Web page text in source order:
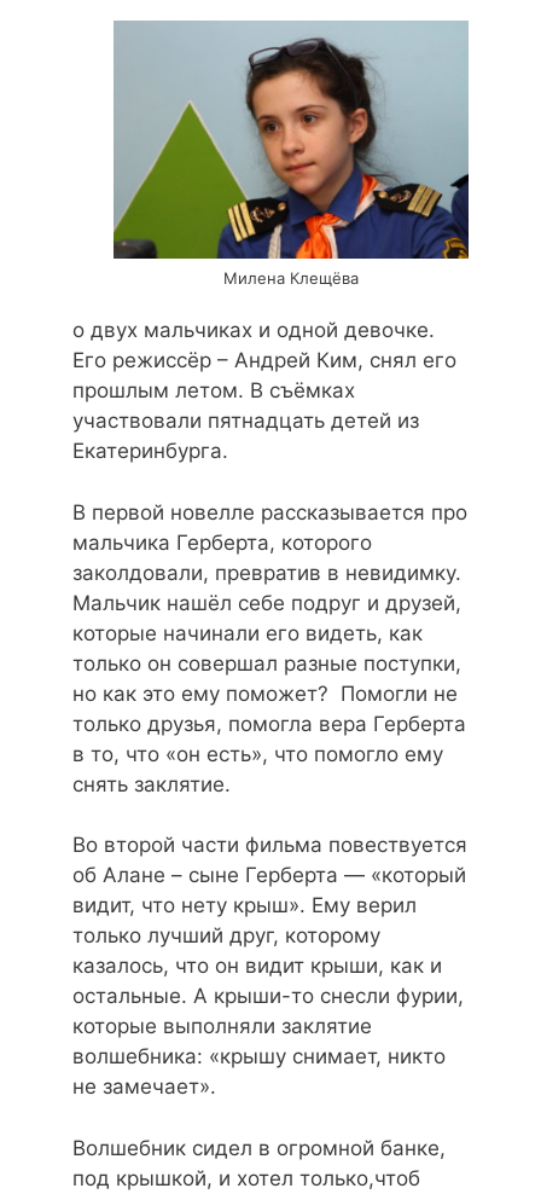
Милена Клещёва
о двух мальчиках и одной девочке.
Его режиссёр – Андрей Ким, снял его
прошлым летом. В съёмках
участвовали пятнадцать детей из
Екатеринбурга.
В первой новелле рассказывается про
мальчика Герберта, которого
заколдовали, превратив в невидимку.
Мальчик нашёл себе подруг и друзей,
которые начинали его видеть, как
только он совершал разные поступки,
но как это ему поможет? Помогли не
только друзья, помогла вера Герберта
в то, что «он есть», что помогло ему
снять заклятие.
Во второй части фильма повествуется
об Алане – сыне Герберта — «который
видит, что нету крыш». Ему верил
только лучший друг, которому
казалось, что он видит крыши, как и
остальные. А крыши-то снесли фурии,
которые выполняли заклятие
волшебника: «крышу снимает, никто
не замечает».
Волшебник сидел в огромной банке,
под крышкой, и хотел только,чтоб